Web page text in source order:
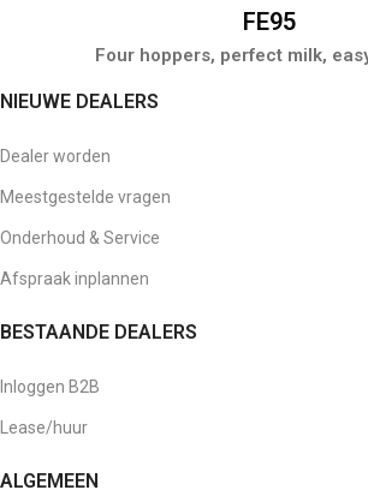
FE95
Four hoppers, perfect milk,
NIEUWE DEALERS
Dealer worden
Meestgestelde vragen
Onderhoud & Service
Afspraak inplannen
BESTAANDE DEALERS
Inloggen B2B
Lease/huur
ALGEMEEN